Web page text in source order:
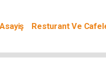
Asayiş Resturant Ve